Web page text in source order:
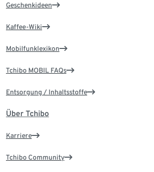
Geschenkideen
Kaffee-Wiki
Mobilfunklexikon
Tchibo MOBIL FAQs
Entsorgung / Inhaltsstoffe
Über Tchibo
Karriere
Tchibo Community